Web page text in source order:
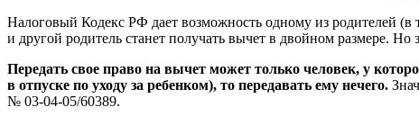
Налоговый Кодекс РФ дает возможность одному из родителей (в
и другой родитель станет получать вычет в двойном размере. Но
Передать свое право на вычет может только человек, у
в отпуске по уходу за ребенком), то передавать ему нечего.
№ 03-04-05/60389.